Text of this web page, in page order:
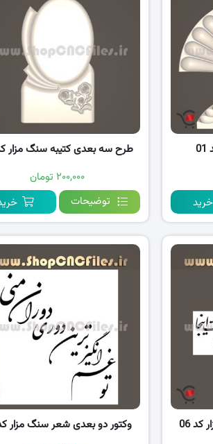
خرید
طرح سه بعدی کتیبه سنگ مزار کد
۲۰۰,۰۰۰ تومان
توضیحات
06
وکتور دو بعدی شعر سنگ مزار کد